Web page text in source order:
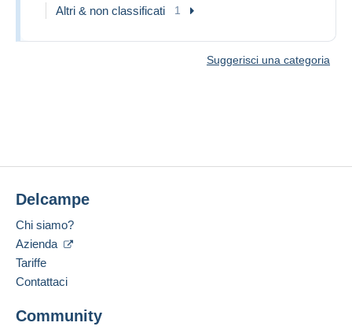
Altri & non classificati 1
Suggerisci una categoria
Delcampe
Chi siamo?
Azienda
Tariffe
Contattaci
Community